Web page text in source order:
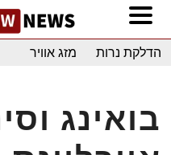
הדלקת נרות מזג אוויר
בואינג